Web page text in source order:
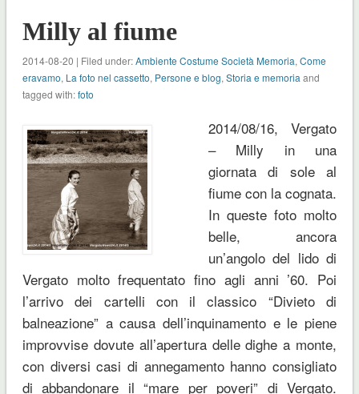
Milly al fiume
2014-08-20 | Filed under:Ambiente Costume Società Memoria, Come
eravamo, La foto nel cassetto, Persone e blog, Storia e memoria and
tagged with:foto
2014/08/16, Vergato
– Milly in una
giornata di sole al
fiume con la cognata.
In queste foto molto
belle, ancora
un’angolo del lido di
Vergato molto frequentato fino agli anni ’60. Poi
l’arrivo dei cartelli con il classico “Divieto di
balneazione” a causa dell’inquinamento e le piene
improvvise dovute all’apertura delle dighe a monte,
con diversi casi di annegamento hanno consigliato
di abbandonare il “mare per poveri” di Vergato.